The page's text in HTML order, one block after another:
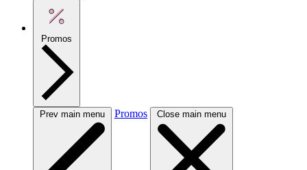
Promos
Prev main menu Promos Close main menu